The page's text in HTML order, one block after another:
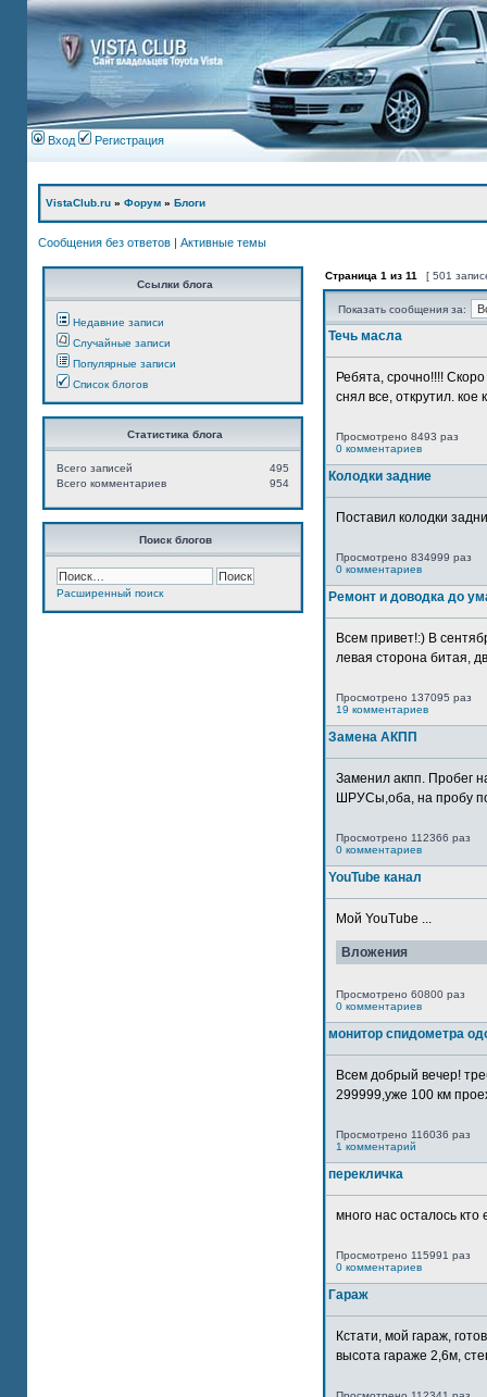
Вход Регистрация
VistaClub.ru » Форум » Блоги
Сообщения без ответов | Активные темы
Ссылки блога
Недавние записи
Случайные записи
Популярные записи
Список блогов
Статистика блога
495
Всего записей
954
Всего комментариев
Поиск блогов
Расширенный поиск
Страница 1 из 11 [ 501
Показать сообщения за:
Течь масла
Ребята, срочно!!!!
снял все, открутил. кое
Просмотрено 8493 раз
0 комментариев
Колодки задние
Поставил колодки
Просмотрено 834999 раз
0 комментариев
Ремонт и доводка до
Всем привет!:) В
левая сторона битая,
Просмотрено 137095 раз
19 комментариев
Замена АКПП
Заменил акпп. Пробег
ШРУСы,оба, на пробу
Просмотрено 112366 раз
0 комментариев
YouTube канал
Мой YouTube ...
Вложения
Просмотрено 60800 раз
0 комментариев
монитор спидометра
Всем добрый вечер!
299999,уже 100 км
Просмотрено 116036 раз
1 комментарий
перекличка
много нас осталось
Просмотрено 115991 раз
0 комментариев
Гараж
Кстати, мой гараж,
высота гараже 2,6м,